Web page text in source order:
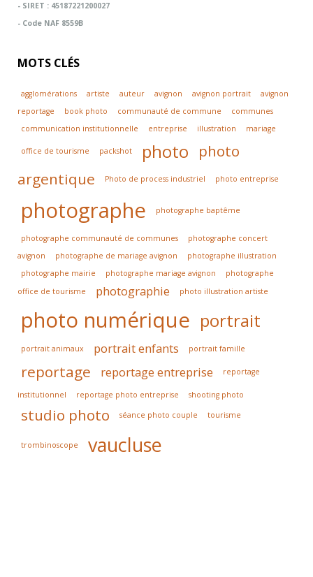
- SIRET : 45187221200027
- Code NAF 8559B
MOTS CLÉS
agglomérations artiste auteur avignon avignon portrait
avignon
reportage
book photo communauté de commune
communes
communication institutionnelle
entreprise illustration mariage
office de tourisme packshot photo
photo
argentique
Photo de process industriel photo entreprise
photographe photographe baptême
photographe communauté de communes
photographe concert
avignon
photographe de mariage avignon
photographe illustration
photographe mairie
photographe mariage avignon
photographe
office de tourisme
photographie photo illustration artiste
photo numérique portrait
portrait animaux portrait enfants portrait famille
reportage reportage entreprise reportage
institutionnel reportage photo entreprise shooting photo
studio photo séance photo couple tourisme
trombinoscope vaucluse